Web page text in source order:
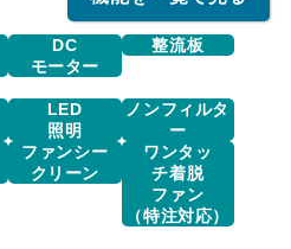
DC
モーター
整流板
LED
照明
ノンフィルタ
ー
ファンシー
クリーン
ワンタッ
チ着脱
ファン
（特注対応）